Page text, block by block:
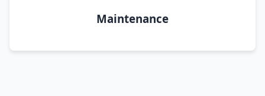
Maintenance